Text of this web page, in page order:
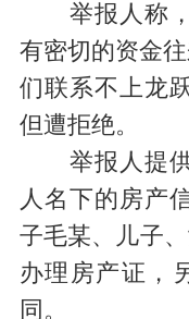
举报人称，
有密切的资金
们联系不上龙
但遭拒绝。
举报人提供
人名下的房产
子毛某、儿子
办理房产证，
同。